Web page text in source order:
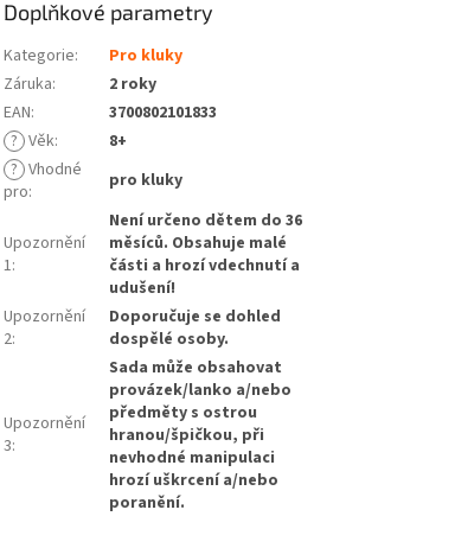
Doplňkové parametry
Kategorie:
Pro kluky
Záruka:
2 roky
EAN:
3700802101833
? Věk:
8+
? Vhodné
pro: pro kluky
Upozornění
1:
Není určeno dětem do 36
měsíců. Obsahuje malé
části a hrozí vdechnutí a
udušení!
Upozornění
2:
Doporučuje se dohled
dospělé osoby.
Upozornění
3:
Sada může obsahovat
provázek/lanko a/nebo
předměty s ostrou
hranou/špičkou, při
nevhodné manipulaci
hrozí uškrcení a/nebo
poranění.